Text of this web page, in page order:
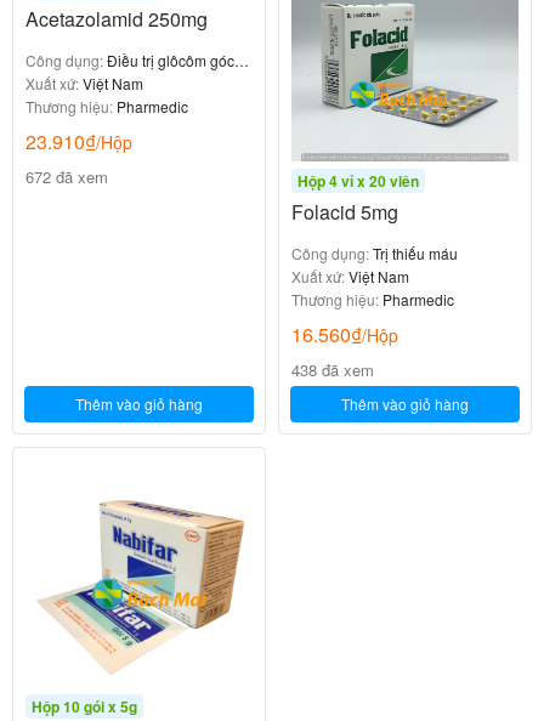
Acetazolamid 250mg
Công dụng:Điều trị glôcôm góc
mở
Xuất xứ:Việt Nam
Thương hiệu: Pharmedic
23.910₫/Hộp
672 đã xem
Thêm vào giỏ hàng
Hộp 4 vỉ x 20 viên
Folacid 5mg
Công dụng:Trị thiếu máu
Xuất xứ:Việt Nam
Thương hiệu: Pharmedic
16.560₫/Hộp
438 đã xem
Thêm vào giỏ hàng
Hộp 10 gói x 5g